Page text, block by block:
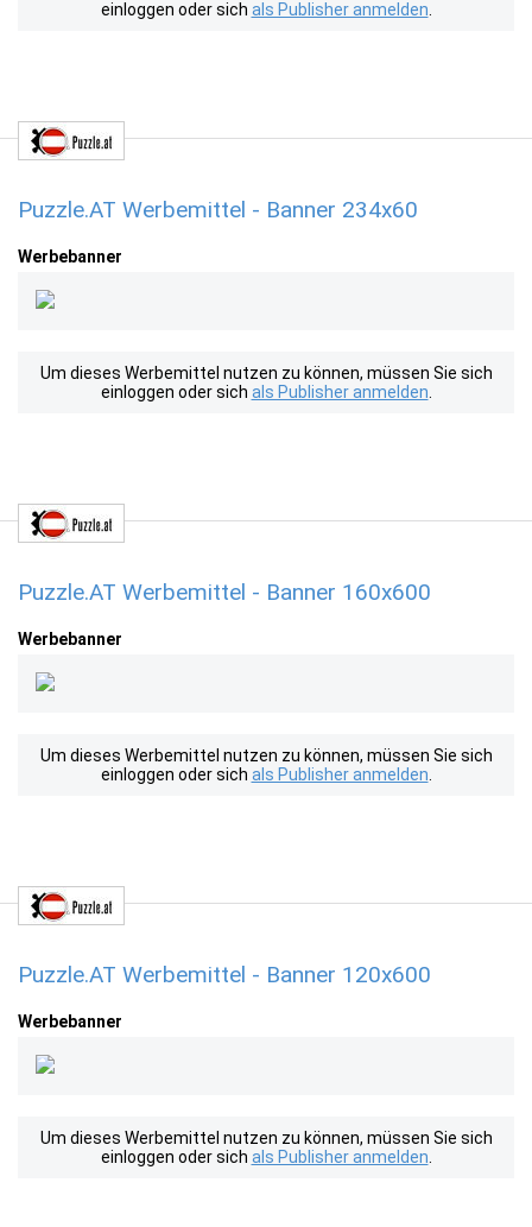
einloggen oder sich als Publisher anmelden
Puzzle.AT Werbemittel - Banner 234x60
Werbebanner
Um dieses Werbemittel nutzen zu können, müssen Sie sich
einloggen oder sich als Publisher anmelden
Puzzle.AT Werbemittel - Banner 160x600
Werbebanner
Um dieses Werbemittel nutzen zu können, müssen Sie sich
einloggen oder sich als Publisher anmelden
Puzzle.AT Werbemittel - Banner 120x600
Werbebanner
Um dieses Werbemittel nutzen zu können, müssen Sie sich
einloggen oder sich als Publisher anmelden